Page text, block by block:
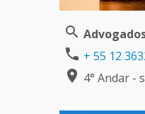
+ 55 12
4° Andar -